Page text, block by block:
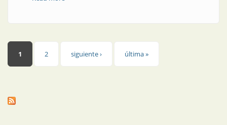
Páginas
1 2 siguiente › última »